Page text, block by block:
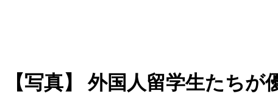
【写真】 外国人留学生たちが